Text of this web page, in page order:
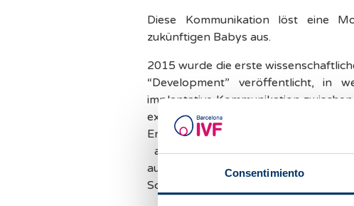
Consentimiento
Diese Kommunikation löst eine
zukünftigen Babys aus.
2015 wurde die erste
“Development” veröffentlicht, in
implantative Kommunikation
existiert. Außerdem wurde der
Endometrium anhand der
aufgrund der physischen
aufgrund des Auftretens
Schwangerschaft hatte, wie z.B.